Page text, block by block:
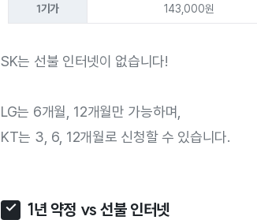
1기가 143,000원
SK는 선불 인터넷이 없습니다!
LG는 6개월, 12개월만 가능하며,
KT는 3, 6, 12개월로 신청할 수 있습니다.
1년 약정 vs 선불 인터넷